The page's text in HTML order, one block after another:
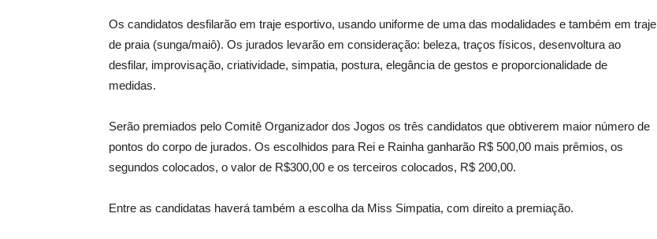
Os candidatos desfilarão em traje esportivo, usando uniforme de uma das modalidades e também em traje
de praia (sunga/maiô). Os jurados levarão em consideração: beleza, traços físicos, desenvoltura ao
desfilar, improvisação, criatividade, simpatia, postura, elegância de gestos e proporcionalidade de
medidas.
Serão premiados pelo Comitê Organizador dos Jogos os três candidatos que obtiverem maior número de
pontos do corpo de jurados. Os escolhidos para Rei e Rainha ganharão R$ 500,00 mais prêmios, os
segundos colocados, o valor de R$300,00 e os terceiros colocados, R$ 200,00.
Entre as candidatas haverá também a escolha da Miss Simpatia, com direito a premiação.